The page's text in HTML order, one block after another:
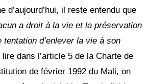
il reste entendu que
a droit à la vie et la préservation
d’enlever la vie à son
dans l’article 5 de la Charte de
de février 1992 du Mali, on